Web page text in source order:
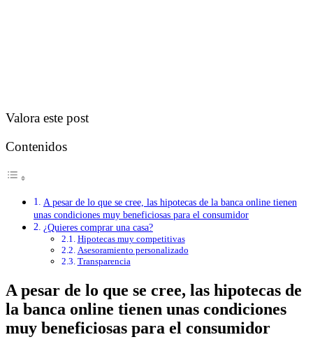
Valora este post
Contenidos
A pesar de lo que se cree, las hipotecas de la banca online tienen
unas condiciones muy beneficiosas para el consumidor
¿Quieres comprar una casa?
Hipotecas muy competitivas
Asesoramiento personalizado
Transparencia
A pesar de lo que se cree, las hipotecas de
la banca online tienen unas condiciones
muy beneficiosas para el consumidor